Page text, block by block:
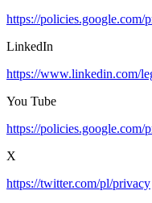
https://policies.google.com/
LinkedIn
https://www.linkedin.com/
You Tube
https://policies.google.com/
X
https://twitter.com/pl/privacy